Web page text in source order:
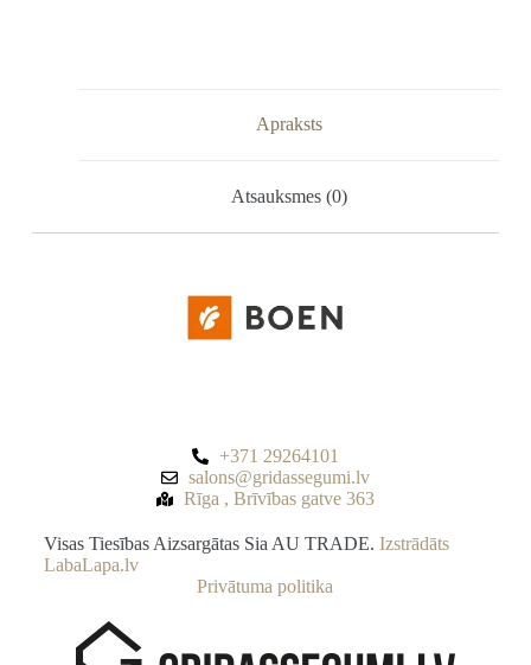
Apraksts
Atsauksmes (0)
+371 29264101
salons@gridassegumi.lv
Rīga , Brīvības gatve 363
Visas Tiesības Aizsargātas Sia AU TRADE. Izstrādāts
LabaLapa.lv
Privātuma politika